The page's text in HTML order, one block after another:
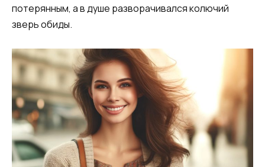
потерянным, а в душе разворачивался колючий
зверь обиды.